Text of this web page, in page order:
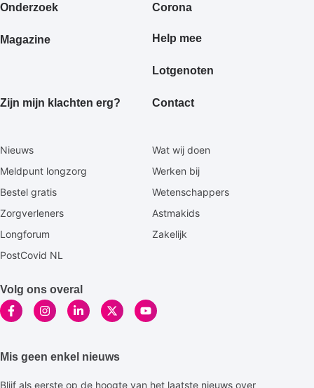
Onderzoek Corona
Magazine Help mee
Lotgenoten
Zijn mijn klachten erg? Contact
Secundaire
Nieuws
Wat wij doen
Meldpunt longzorg
Werken bij
Bestel gratis
Wetenschappers
Zorgverleners
Astmakids
Longforum
Zakelijk
PostCovid NL
Volg ons overal
Mis geen enkel nieuws
Blijf als eerste op de hoogte van het laatste nieuws over